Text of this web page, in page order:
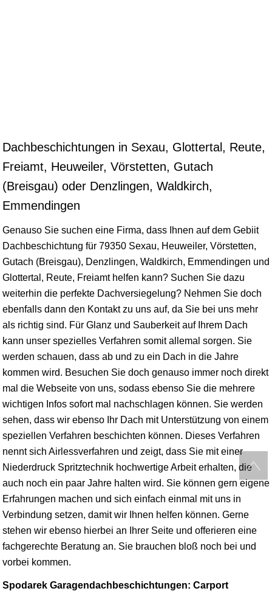
Dachbeschichtungen in Sexau, Glottertal, Reute,
Freiamt, Heuweiler, Vörstetten, Gutach
(Breisgau) oder Denzlingen, Waldkirch,
Emmendingen
Genauso Sie suchen eine Firma, dass Ihnen auf dem Gebiit
Dachbeschichtung für 79350 Sexau, Heuweiler, Vörstetten,
Gutach (Breisgau), Denzlingen, Waldkirch, Emmendingen und
Glottertal, Reute, Freiamthelfen kann? Suchen Sie dazu
weiterhin die perfekte Dachversiegelung? Nehmen Sie doch
ebenfalls dann den Kontakt zu uns auf, da Sie bei uns mehr
als richtig sind. Für Glanz und Sauberkeit auf Ihrem Dach
kann unser spezielles Verfahren somit allemal sorgen. Sie
werden schauen, dass ab und zu ein Dach in die Jahre
kommen wird. Besuchen Sie doch genauso immer noch direkt
mal die Webseite von uns, sodass ebenso Sie die mehrere
wichtigen Infos sofort mal nachschlagen können. Sie werden
sehen, dass wir ebenso Ihr Dach mit Unterstützung von einem
speziellen Verfahren beschichten können. Dieses Verfahren
nennt sich Airlessverfahren und zeigt, dass Sie mit einer
Niederdruck Spritztechnik hochwertige Arbeit erhalten, die
auch noch ein paar Jahre halten wird. Sie können gern eigene
Erfahrungen machen und sich einfach einmal mit uns in
Verbindung setzen, damit wir Ihnen helfen können. Gerne
stehen wir ebenso hierbei an Ihrer Seite und offerieren eine
fachgerechte Beratung an. Sie brauchen bloß noch bei und
vorbei kommen.
Spodarek Garagendachbeschichtungen: Carport